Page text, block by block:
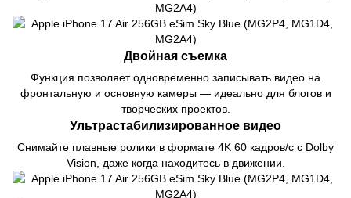
Двойная съемка
Функция позволяет одновременно записывать видео на
фронтальную и основную камеры — идеально для блогов и
творческих проектов.
Ультрастабилизированное видео
Снимайте плавные ролики в формате 4K 60 кадров/с с Dolby
Vision, даже когда находитесь в движении.